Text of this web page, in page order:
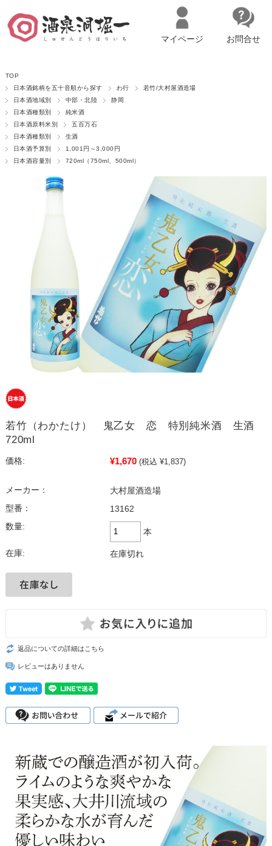
マイページへログイン カートをみる
マイページ お問合せ
TOP
日本酒銘柄を五十音順から探す
わ行
若竹/大村屋酒造場
日本酒地域別
中部・北陸
静岡
日本酒種類別
純米酒
日本酒原料米別
五百万石
日本酒種類別
生酒
日本酒予算別
1,001円～3,000円
日本酒容量別
720ml（750ml、500ml）
若竹（わかたけ） 鬼乙女 恋 特別純米酒 生酒
720ml
価格: ¥1,670 (税込 ¥1,837)
メーカー：
大村屋酒造場
型番：
13162
数量:
本
在庫: 在庫切れ
返品についての詳細はこちら
レビューはありません